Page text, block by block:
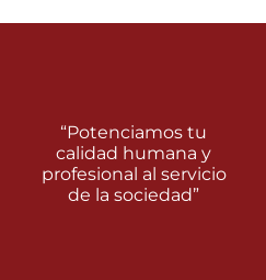
“Potenciamos tu
calidad humana y
profesional al servicio
de la sociedad”